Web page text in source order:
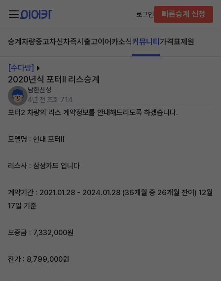
로그인 빠른승계 신청
승계차량중고차신차즉시출고이어카소식커뮤니티 가격표제원
[수다방]
2020년식 포터ll 리스승계
남한산성
4년 전 조회 714
포터2 차량의 리스 계약정보를 안내해드리도록 하겠습니다.
모델명 : 현대 포터II
리스사 : 삼성카드 입니다
계약기간 : 2021.01.28 - 2024.01.28 (36개월 중 26개월 잔여) 12월
17일 기준
보증금 : 7,332,000원
잔가 : 8,799,000원